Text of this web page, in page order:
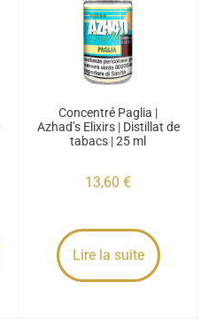
Concentré Paglia |
Azhad’s Elixirs | Distillat de
tabacs | 25 ml
13,60 €
Lire la suite